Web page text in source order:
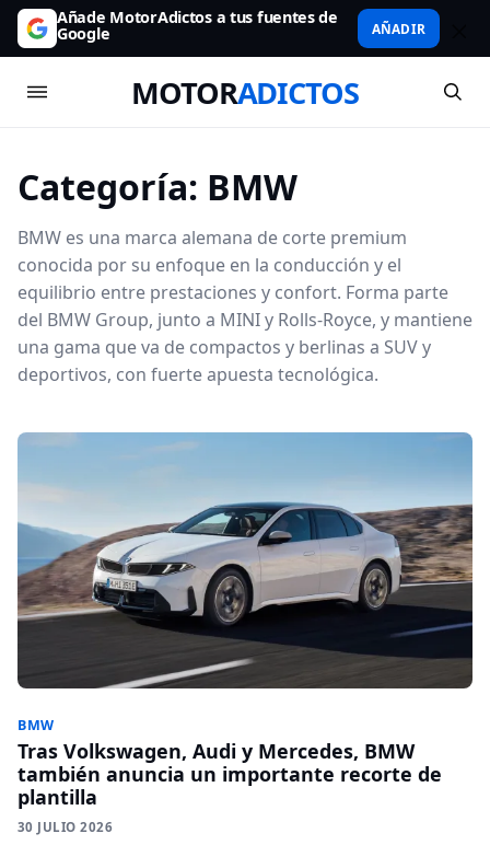
Añade MotorAdictos a tus fuentes de
Google AÑADIR
MOTORADICTOS
Categoría: BMW
BMW es una marca alemana de corte premium
conocida por su enfoque en la conducción y el
equilibrio entre prestaciones y confort. Forma parte
del BMW Group, junto a MINI y Rolls-Royce, y mantiene
una gama que va de compactos y berlinas a SUV y
deportivos, con fuerte apuesta tecnológica.
BMW
Tras Volkswagen, Audi y Mercedes, BMW
también anuncia un importante recorte de
plantilla
30 JULIO 2026